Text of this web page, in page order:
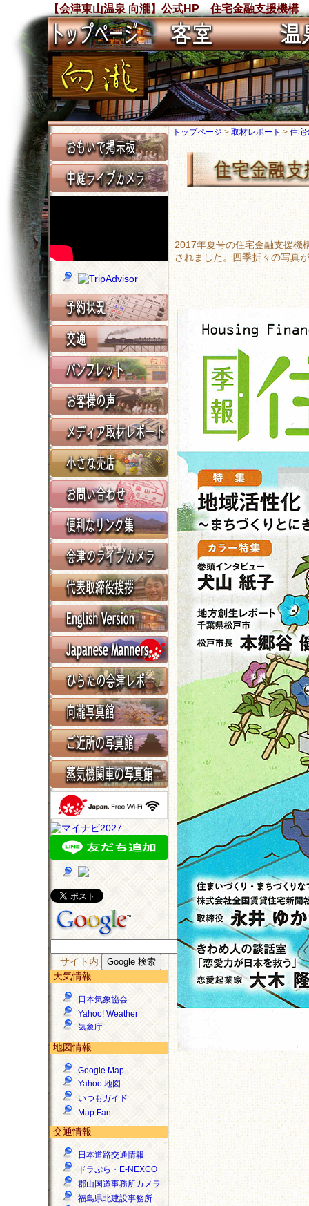
【会津東山温泉 向瀧】公式HP 住宅金融支援機構
サイト内
天気情報
日本気象協会
Yahoo! Weather
気象庁
地図情報
Google Map
Yahoo 地図
いつもガイド
Map Fan
交通情報
日本道路交通情報
ドラぷら・E-NEXCO
郡山国道事務所カメラ
福島県北建設事務所
トップページ> 取材レポート> 住宅
2017年夏号の住宅金融支援機
されました。四季折々の写真